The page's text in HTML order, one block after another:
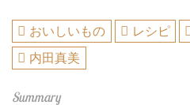
おいしいもの レシピ
内田真美